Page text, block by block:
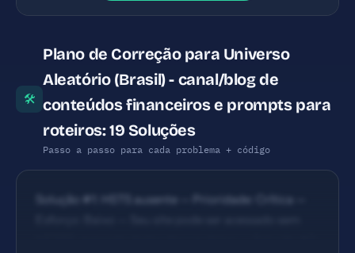
🛠
Plano de Correção para Universo
Aleatório (Brasil) - canal/blog de
conteúdos financeiros e prompts para
roteiros: 19 Soluções
Passo a passo para cada problema + código
Solução #1: HSTS ausente — Prioridade: Crítica —